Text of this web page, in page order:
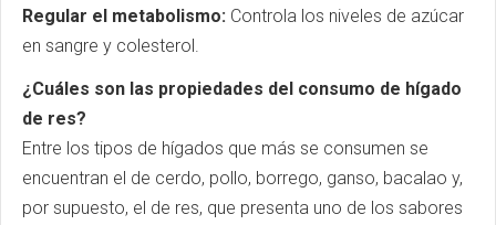
Regular el metabolismo: Controla los niveles de azúcar
en sangre y colesterol.
¿Cuáles son las propiedades del consumo de hígado
de res?
Entre los tipos de hígados que más se consumen se
encuentran el de cerdo, pollo, borrego, ganso, bacalao y,
por supuesto, el de res, que presenta uno de los sabores